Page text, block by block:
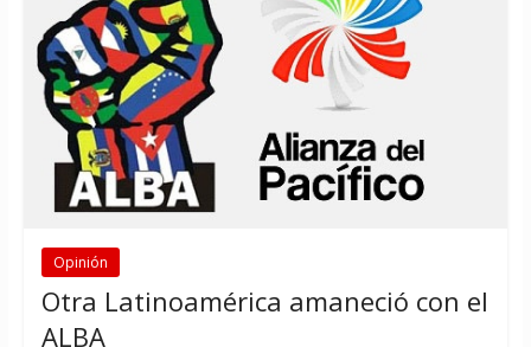
Opinión
Otra Latinoamérica amaneció con el
ALBA